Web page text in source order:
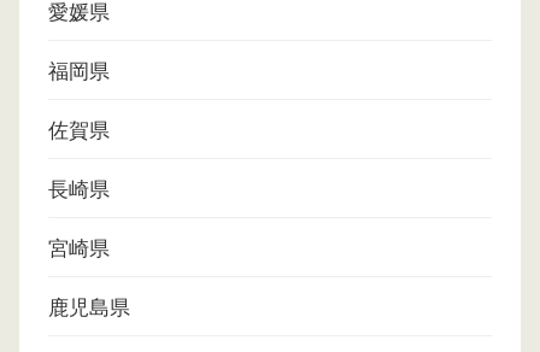
愛媛県
福岡県
佐賀県
長崎県
宮崎県
鹿児島県